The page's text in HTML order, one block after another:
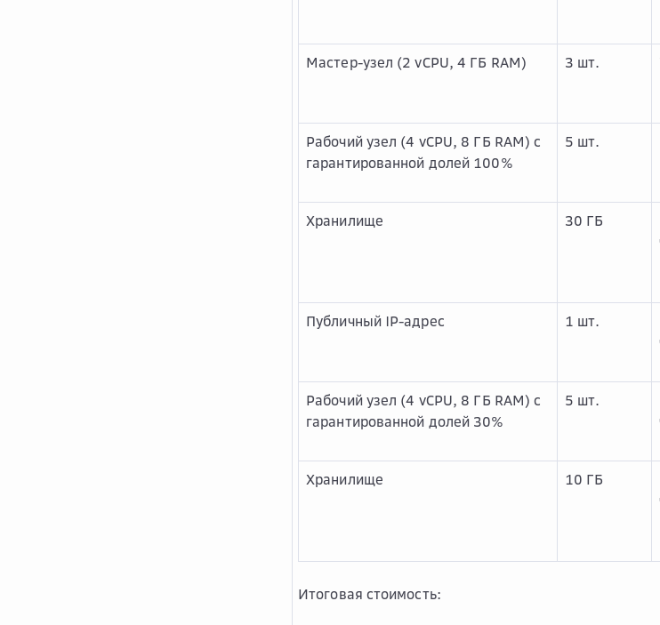
Мастер-узел (2 vCPU, 4 ГБ RAM) 3 шт.
Рабочий узел (4 vCPU, 8 ГБ RAM) c
гарантированной долей 100%
5 шт.
Хранилище 30 ГБ
Публичный IP-адрес 1 шт.
Рабочий узел (4 vCPU, 8 ГБ RAM) с
гарантированной долей 30%
5 шт.
Хранилище 10 ГБ
Итоговая стоимость: